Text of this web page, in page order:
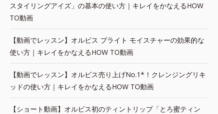
スタイリングアイズ」の基本の使い方｜キレイをかなえるHOW
TO動画
【動画でレッスン】オルビス ブライト モイスチャーの効果的な
使い方｜キレイをかなえるHOW TO動画
【動画でレッスン】オルビス売り上げNo.1*！クレンジングリキ
ッドの使い方｜キレイをかなえるHOW TO動画
【ショート動画】オルビス初のティントリップ「とろ蜜ティン